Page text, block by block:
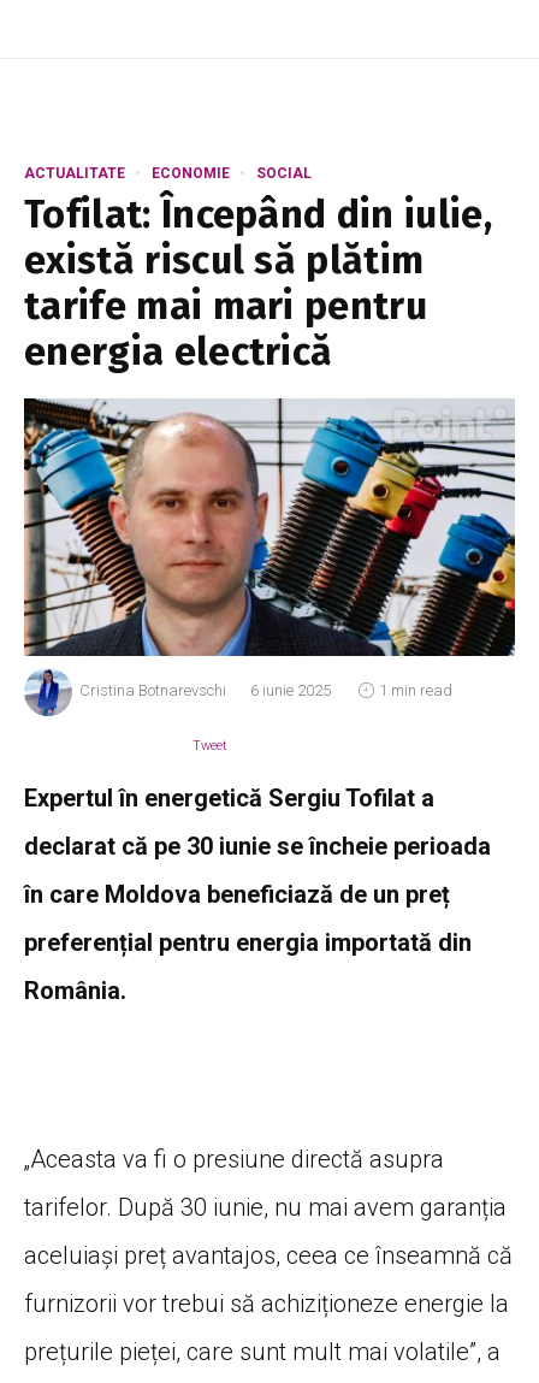
ACTUALITATE ECONOMIE SOCIAL
Tofilat: Începând din iulie,
există riscul să plătim
tarife mai mari pentru
energia electrică
Cristina Botnarevschi 6 iunie 2025 1 min read
Tweet
Expertul în energetică Sergiu Tofilat a
declarat că pe 30 iunie se încheie perioada
în care Moldova beneficiază de un preț
preferențial pentru energia importată din
România.
„Aceasta va fi o presiune directă asupra
tarifelor. După 30 iunie, nu mai avem garanția
aceluiași preț avantajos, ceea ce înseamnă că
furnizorii vor trebui să achiziționeze energie la
prețurile pieței, care sunt mult mai volatile”, a